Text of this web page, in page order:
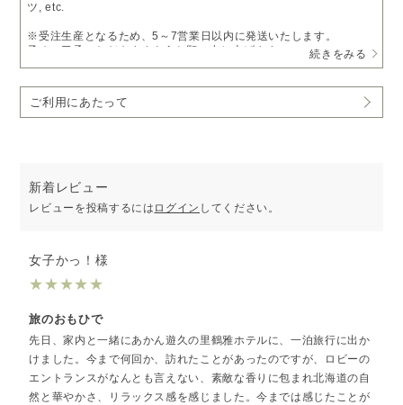
ツ, etc.
※受注生産となるため、5～7営業日以内に発送いたします。
予めご了承いただきますようお願い申し上げます。
ース液
続きをみる
ご利用にあたって
新着レビュー
レビューを投稿するには ログイン してください。
女子かっ！様
★★★★★
旅のおもひで
先日、家内と一緒にあかん遊久の里鶴雅ホテルに、一泊旅行に出か
けました。今まで何回か、訪れたことがあったのですが、ロビーの
エントランスがなんとも言えない、素敵な香りに包まれ北海道の自
然と華やかさ、リラックス感を感じました。今までは感じたことが